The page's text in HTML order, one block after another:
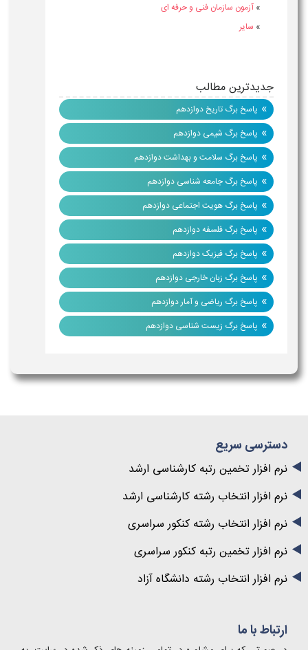
» آزمون سازمان فنی و حرفه ای
» سایر
جدیدترین مطالب
» پاسخ برگ تاریخ دوازدهم
» پاسخ برگ شیمی دوازدهم
» پاسخ برگ سلامت و بهداشت دوازدهم
» پاسخ برگ جامعه شناسی دوازدهم
» پاسخ برگ هویت اجتماعی دوازدهم
» پاسخ برگ فلسفه دوازدهم
» پاسخ برگ فیزیک دوازدهم
» پاسخ برگ زبان خارجی دوازدهم
» پاسخ برگ ریاضی و آمار دوازدهم
» پاسخ برگ زیست شناسی دوازدهم
دسترسی سریع
نرم افزار تخمین رتبه کارشناسی ارشد
نرم افزار انتخاب رشته کارشناسی ارشد
نرم افزار انتخاب رشته کنکور سراسری
نرم افزار تخمین رتبه کنکور سراسری
نرم افزار انتخاب رشته دانشگاه آزاد
ارتباط با ما